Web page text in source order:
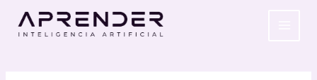
contenido